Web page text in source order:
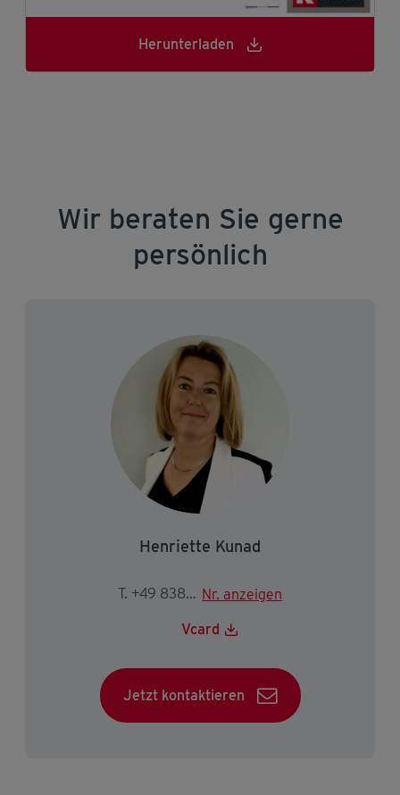
Herunterladen
Wir beraten Sie gerne
persönlich
Henriette Kunad
T. +49 8382 50 469-3613 Nr. anzeigen
Vcard
Jetzt kontaktieren